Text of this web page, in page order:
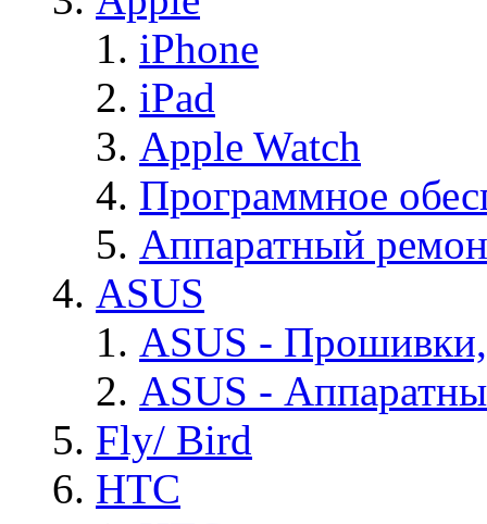
iPhone
iPad
Apple Watch
Программное
Аппаратный
ASUS
ASUS -
ASUS -
Fly/ Bird
HTC